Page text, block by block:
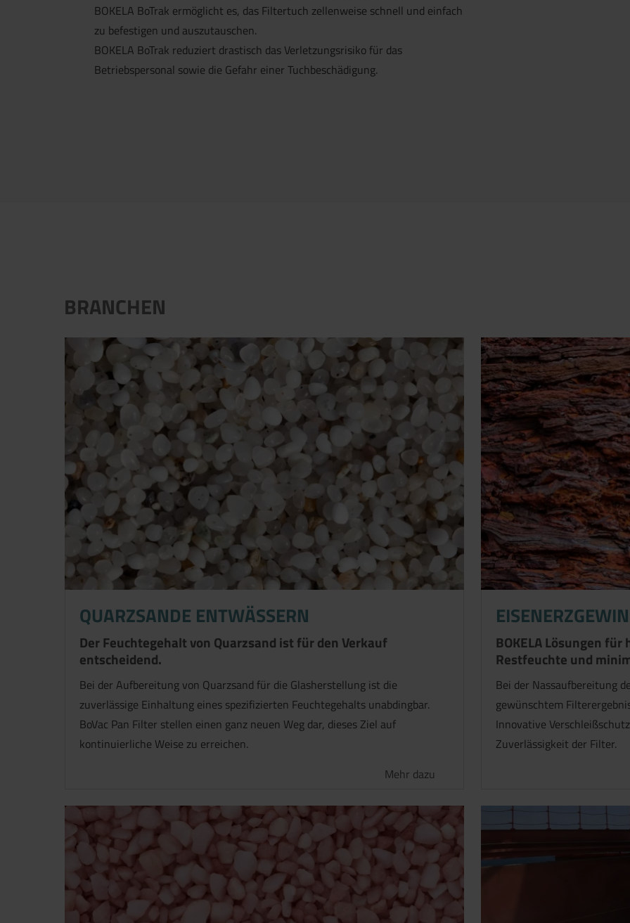
BOKELA BoTrak ermöglicht es, das Filtertuch zellenweise schnell und einfach
zu befestigen und auszutauschen.
BOKELA BoTrak reduziert drastisch das Verletzungsrisiko für das
Betriebspersonal sowie die Gefahr einer Tuchbeschädigung.
BRANCHEN
QUARZSANDE ENTWÄSSERN
Der Feuchtegehalt von Quarzsand ist für den Verkauf
entscheidend.
Bei der Aufbereitung von Quarzsand für die Glasherstellung ist die
zuverlässige Einhaltung eines spezifizierten Feuchtegehalts unabdingbar.
BoVac Pan Filter stellen einen ganz neuen Weg dar, dieses Ziel auf
kontinuierliche Weise zu erreichen.
Mehr dazu
BOKELA Lösungen
Restfeuchte und
Bei der Nassaufbereitung
gewünschtem
Innovative
Zuverlässigkeit der Filter.